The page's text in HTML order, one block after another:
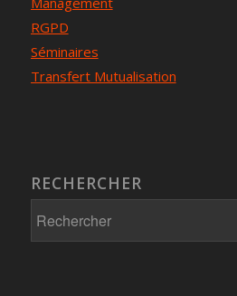
RGPD
Séminaires
Transfert Mutualisation
RECHERCHER